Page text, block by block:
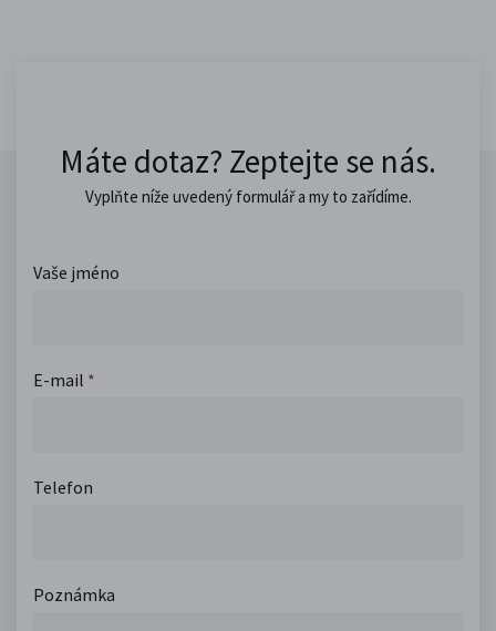
Máte dotaz? Zeptejte se nás.
Vyplňte níže uvedený formulář a my to zařídíme.
Vaše jméno
E-mail *
Telefon
Poznámka